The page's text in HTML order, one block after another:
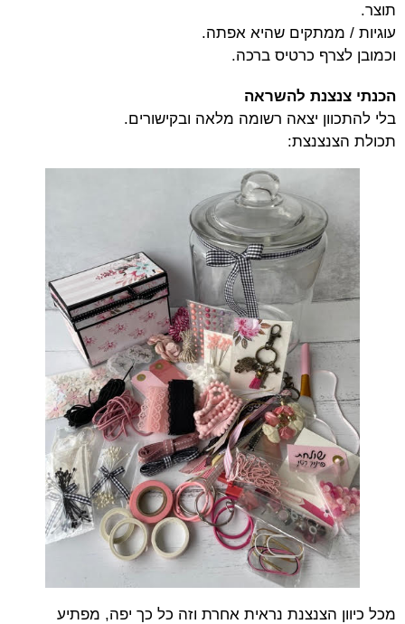
תוצר.
עוגיות / ממתקים שהיא אפתה.
וכמובן לצרף כרטיס ברכה.
הכנתי צנצנת להשראה
בלי להתכוון יצאה רשומה מלאה ובקישורים.
תכולת הצנצנצת:
מכל כיוון הצנצנת נראית אחרת וזה כל כך יפה, מפתיע